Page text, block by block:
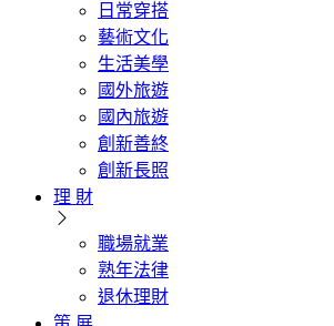
日常穿搭
藝術文化
生活美學
國外旅遊
國內旅遊
創新善終
創新長照
理 財
職場就業
熟年法律
退休理財